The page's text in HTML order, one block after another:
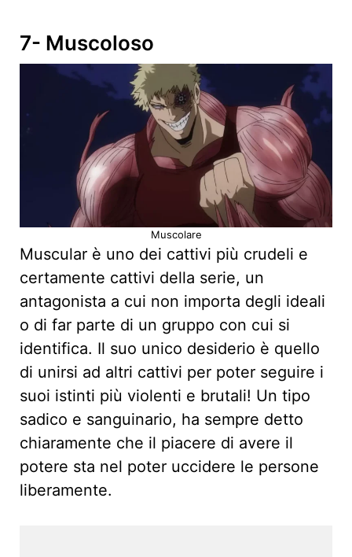
7- Muscoloso
Muscolare
Muscular è uno dei cattivi più crudeli e
certamente cattivi della serie, un
antagonista a cui non importa degli ideali
o di far parte di un gruppo con cui si
identifica. Il suo unico desiderio è quello
di unirsi ad altri cattivi per poter seguire i
suoi istinti più violenti e brutali! Un tipo
sadico e sanguinario, ha sempre detto
chiaramente che il piacere di avere il
potere sta nel poter uccidere le persone
liberamente.